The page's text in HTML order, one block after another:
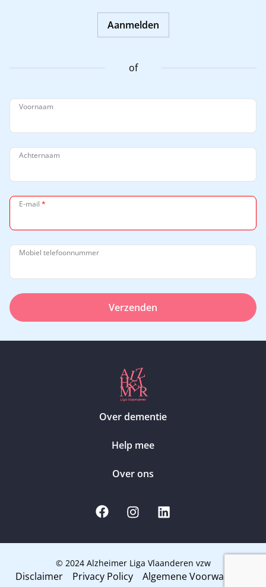
Aanmelden
of
Voornaam
Achternaam
E-mail *
Mobiel telefoonnummer
Verzenden
Over dementie
Help mee
Over ons
© 2024 Alzheimer Liga Vlaanderen vzw
Disclaimer Privacy Policy Algemene Voorwaarden